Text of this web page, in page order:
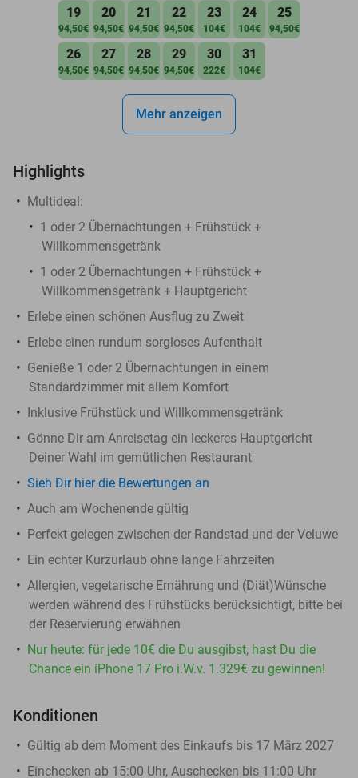
19
94,50€
20
94,50€
21
94,50€
22
94,50€
23
104€
24
104€
25
94,50€
26
94,50€
27
94,50€
28
94,50€
29
94,50€
30
222€
31
104€
Mehr anzeigen
Highlights
Multideal:
1 oder 2 Übernachtungen + Frühstück +
Willkommensgetränk
1 oder 2 Übernachtungen + Frühstück +
Willkommensgetränk + Hauptgericht
Erlebe einen schönen Ausflug zu Zweit
Erlebe einen rundum sorgloses Aufenthalt
Genieße 1 oder 2 Übernachtungen in einem
Standardzimmer mit allem Komfort
Inklusive Frühstück und Willkommensgetränk
Gönne Dir am Anreisetag ein leckeres Hauptgericht
Deiner Wahl im gemütlichen Restaurant
Sieh Dir hier die Bewertungen an
Auch am Wochenende gültig
Perfekt gelegen zwischen der Randstad und der Veluwe
Ein echter Kurzurlaub ohne lange Fahrzeiten
Allergien, vegetarische Ernährung und (Diät)Wünsche
werden während des Frühstücks berücksichtigt, bitte bei
der Reservierung erwähnen
Nur heute: für jede 10€ die Du ausgibst, hast Du die
Chance ein iPhone 17 Pro i.W.v. 1.329€ zu gewinnen!
Konditionen
Gültig ab dem Moment des Einkaufs bis 17 März 2027
Einchecken ab 15:00 Uhr, Auschecken bis 11:00 Uhr